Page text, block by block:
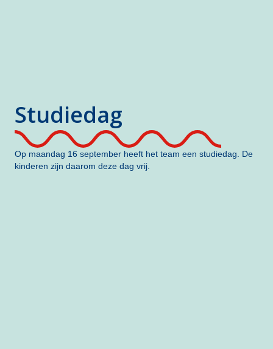
Studiedag
Op maandag 16 september heeft het team een studiedag. De
kinderen zijn daarom deze dag vrij.